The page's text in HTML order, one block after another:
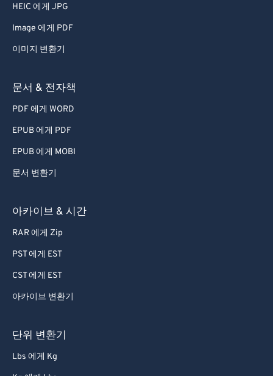
HEIC 에게 JPG
Image 에게 PDF
이미지 변환기
문서 & 전자책
PDF 에게 WORD
EPUB 에게 PDF
EPUB 에게 MOBI
문서 변환기
아카이브 & 시간
RAR 에게 Zip
PST 에게 EST
CST 에게 EST
아카이브 변환기
단위 변환기
Lbs 에게 Kg